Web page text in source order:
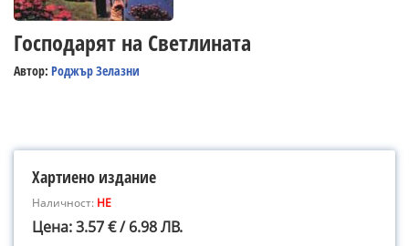
Господарят на Светлината
Автор: Роджър Зелазни
Хартиено издание
Наличност: НЕ
Цена: 3.57 € / 6.98 ЛВ.